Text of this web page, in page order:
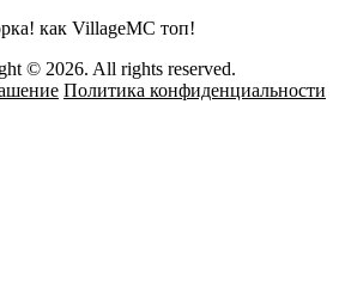
как VillageMC топ!
© 2026. All rights reserved.
Политика конфиденциальности